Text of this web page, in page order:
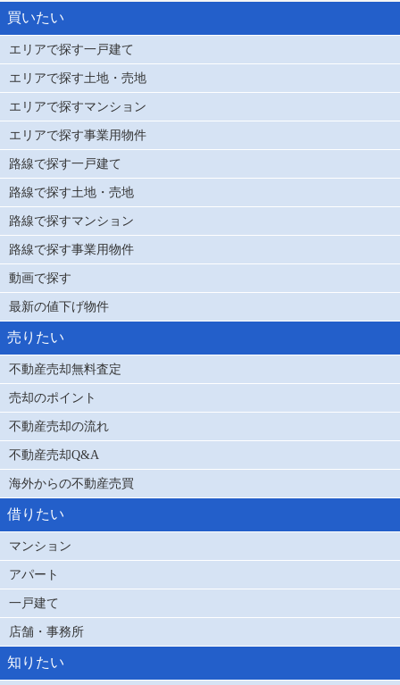
買いたい
エリアで探す一戸建て
エリアで探す土地・売地
エリアで探すマンション
エリアで探す事業用物件
路線で探す一戸建て
路線で探す土地・売地
路線で探すマンション
路線で探す事業用物件
動画で探す
最新の値下げ物件
売りたい
不動産売却無料査定
売却のポイント
不動産売却の流れ
不動産売却Q&A
海外からの不動産売買
借りたい
マンション
アパート
一戸建て
店舗・事務所
知りたい